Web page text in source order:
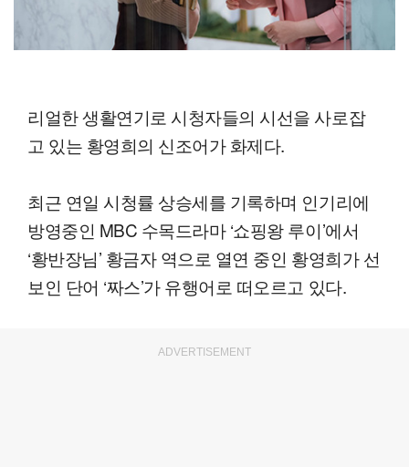
리얼한 생활연기로 시청자들의 시선을 사로잡
고 있는 황영희의 신조어가 화제다.
최근 연일 시청률 상승세를 기록하며 인기리에
방영중인 MBC 수목드라마 ‘쇼핑왕 루이’에서
‘황반장님’ 황금자 역으로 열연 중인 황영희가 선
보인 단어 ‘짜스’가 유행어로 떠오르고 있다.
ADVERTISEMENT